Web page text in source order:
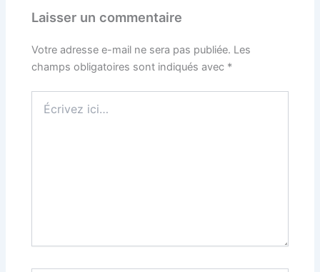
Laisser un commentaire
Votre adresse e-mail ne sera pas publiée. Les
champs obligatoires sont indiqués avec *
ici…